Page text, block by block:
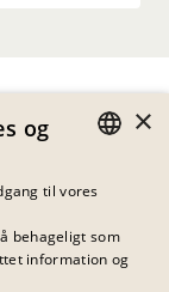
GERMAN
FRENCH
×
og
til vores
behageligt som
information og